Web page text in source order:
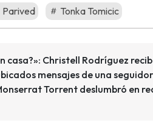
Parived Tonka Tomicic
casa?»: Christell Rodríguez
mensajes de una
Torrent deslumbró en